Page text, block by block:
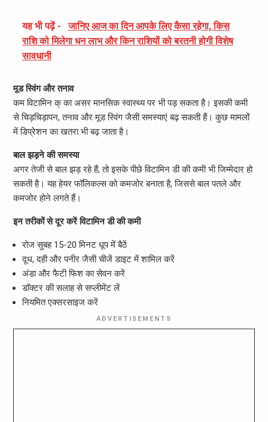
यह भी पढ़ें -
जानिए आज का दिन आपके लिए कैसा रहेगा, किस
राशि को मिलेगा धन लाभ और किन राशियों को बरतनी होगी विशेष
सावधानी
मूड स्विंग और तनाव
कम विटामिन क् का असर मानसिक स्वास्थ्य पर भी पड़ सकता है। इसकी कमी
से चिड़चिड़ापन, तनाव और मूड स्विंग जैसी समस्याएं बढ़ सकती हैं। कुछ मामलों
में डिप्रेशन का खतरा भी बढ़ जाता है।
बाल झड़ने की समस्या
अगर तेजी से बाल झड़ रहे हैं, तो इसके पीछे विटामिन डी की कमी भी जिम्मेदार हो
सकती है। यह हेयर फॉलिकल्स को कमजोर बनाता है, जिससे बाल पतले और
कमजोर होने लगते हैं।
इन तरीकों से दूर करें विटामिन डी की कमी
रोज सुबह 15-20 मिनट धूप में बैठें
दूध, दही और पनीर जैसी चीजें डाइट में शामिल करें
अंडा और फैटी फिश का सेवन करें
डॉक्टर की सलाह से सप्लीमेंट लें
नियमित एक्सरसाइज करें
ADVERTISEMENTS